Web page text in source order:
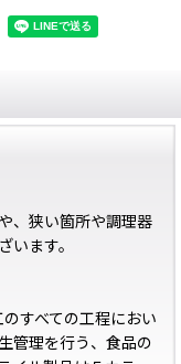
や、狭い箇所や調理器
います。
すべての工程におい
管理を行う、食品の